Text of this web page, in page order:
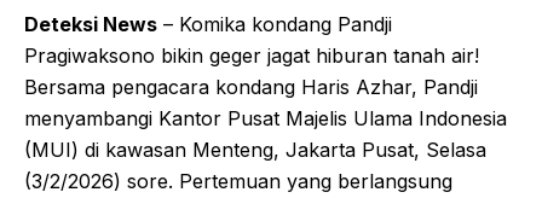
Deteksi News – Komika kondang Pandji
Pragiwaksono bikin geger jagat hiburan tanah air!
Bersama pengacara kondang Haris Azhar, Pandji
menyambangi Kantor Pusat Majelis Ulama Indonesia
(MUI) di kawasan Menteng, Jakarta Pusat, Selasa
(3/2/2026) sore. Pertemuan yang berlangsung